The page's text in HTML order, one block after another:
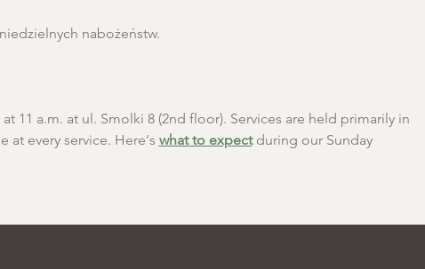
nabożeństw.
11 a.m. at ul. Smolki 8 (2nd floor). Services are held primarily in
at every service. Here's what to expect during our Sunday